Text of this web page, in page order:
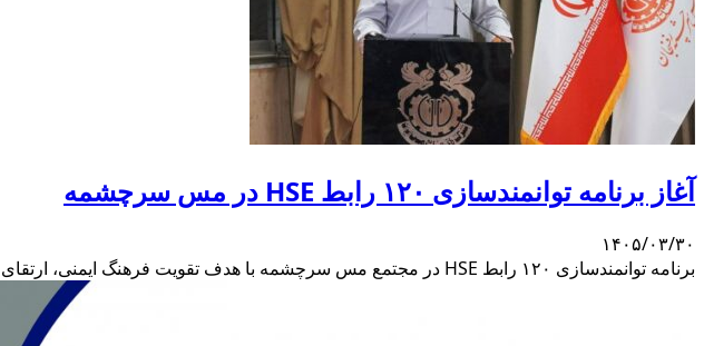
آغاز برنامه توانمندسازی ۱۲۰ رابط HSE در مس سرچشمه
۱۴۰۵/۰۳/۳۰
برنامه توانمندسازی ۱۲۰ رابط HSE در مجتمع مس سرچشمه با هدف تقویت فرهنگ ایمنی، ارتقای نظارت بر پیمانکاران و گسترش مشارکت در حوزه ایمنی، بهداشت و محیط زیست آغاز شد.